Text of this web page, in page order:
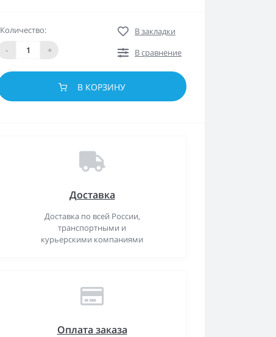
Количество:
-
+
В закладки
В сравнение
В КОРЗИНУ
Доставка
Доставка по всей России,
транспортными и
курьерскими компаниями
Оплата заказа